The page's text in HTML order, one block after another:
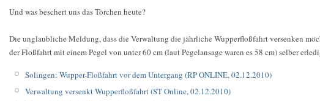
Und was beschert uns das Törchen heute?
Die unglaubliche Meldung, dass die Verwaltung die jährliche Wupperfloßfahrt versenken
der Floßfahrt mit einem Pegel von unter 60 cm (laut Pegelansage waren es 58 cm) selber
Solingen: Wupper-Floßfahrt vor dem Untergang (RP ONLINE, 02.12.2010)
Verwaltung versenkt Wupperfloßfahrt (ST Online, 02.12.2010)